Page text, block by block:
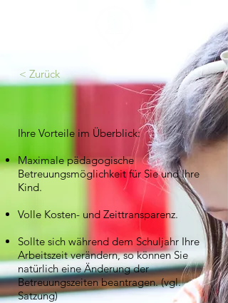
< Zurück
Ihre Vorteile im Überblick:
Maximale pädagogische
Betreuungsmöglichkeit für Sie und Ihre
Kind.
Volle Kosten- und Zeittransparenz.
Sollte sich während dem Schuljahr Ihre
Arbeitszeit verändern, so können Sie
natürlich eine Änderung der
Betreuungszeiten beantragen. (vgl.
Satzung)